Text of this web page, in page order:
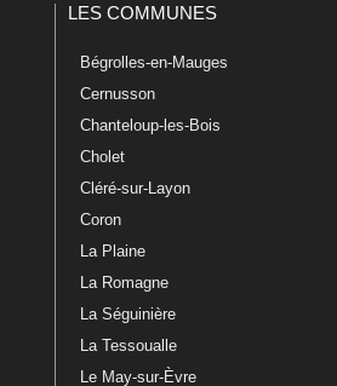
LES COMMUNES
Bégrolles-en-Mauges
Cernusson
Chanteloup-les-Bois
Cholet
Cléré-sur-Layon
Coron
La Plaine
La Romagne
La Séguinière
La Tessoualle
Le May-sur-Èvre